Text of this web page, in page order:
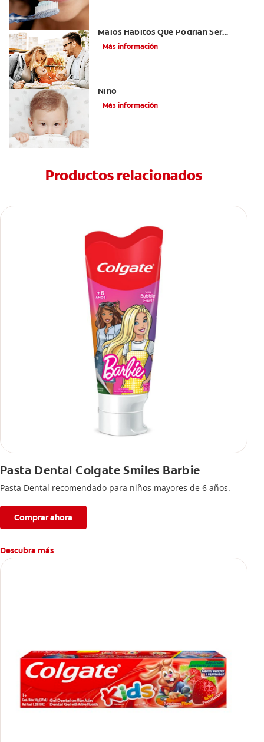
Malos Hábitos Que Podrían Ser
Dañinos
Más información
Niño
Más información
Productos relacionados
Pasta Dental Colgate Smiles Barbie
Pasta Dental recomendado para niños mayores de 6 años.
Comprar ahora
Descubra más